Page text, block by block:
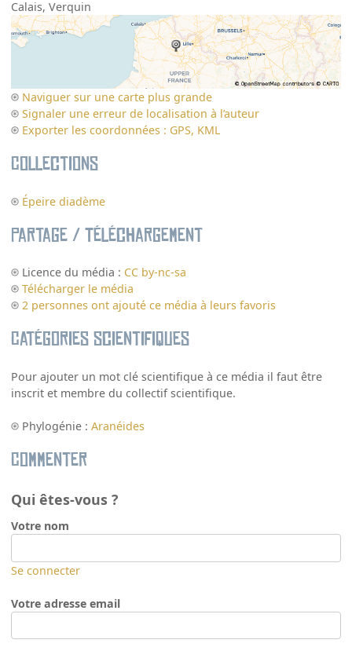
Calais,Verquin
Naviguer sur une carte plus grande
Signaler une erreur de localisation à l’auteur
Exporter les coordonnées : GPS, KML
Collections
Épeire diadème
Partage / Téléchargement
Licence du média : CC by-nc-sa
Télécharger le média
2 personnes ont ajouté ce média à leurs favoris
Catégories scientifiques
Pour ajouter un mot clé scientifique à ce média il faut être
inscrit et membre du collectif scientifique.
Phylogénie :Aranéides
Commenter
Qui êtes-vous ?
Votre nom
Se connecter
Votre adresse email